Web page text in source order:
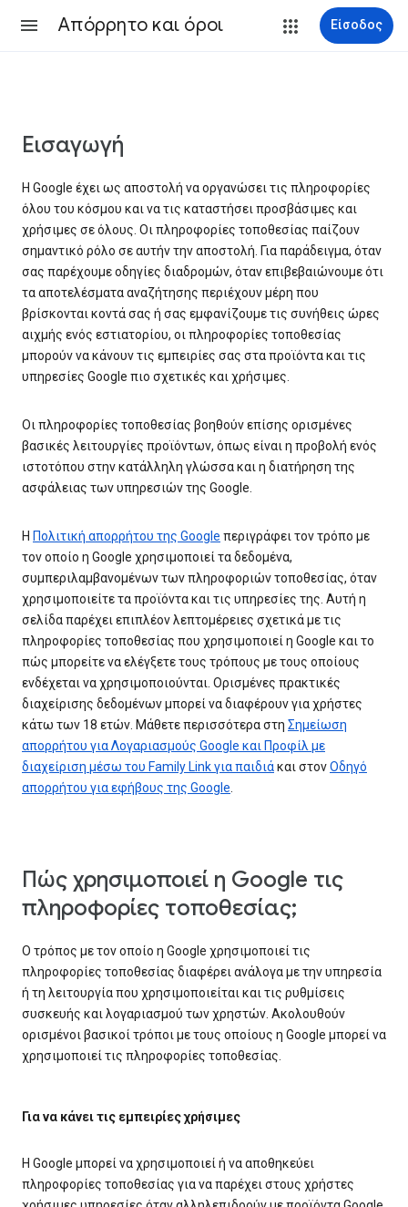
Απόρρητο και όροι Είσοδος
Εισαγωγή
Η Google έχει ως αποστολή να οργανώσει τις πληροφορίες
όλου του κόσμου και να τις καταστήσει προσβάσιμες και
χρήσιμες σε όλους. Οι πληροφορίες τοποθεσίας παίζουν
σημαντικό ρόλο σε αυτήν την αποστολή. Για παράδειγμα, όταν
σας παρέχουμε οδηγίες διαδρομών, όταν επιβεβαιώνουμε ότι
τα αποτελέσματα αναζήτησης περιέχουν μέρη που
βρίσκονται κοντά σας ή σας εμφανίζουμε τις συνήθεις ώρες
αιχμής ενός εστιατορίου, οι πληροφορίες τοποθεσίας
μπορούν να κάνουν τις εμπειρίες σας στα προϊόντα και τις
υπηρεσίες Google πιο σχετικές και χρήσιμες.
Οι πληροφορίες τοποθεσίας βοηθούν επίσης ορισμένες
βασικές λειτουργίες προϊόντων, όπως είναι η προβολή ενός
ιστοτόπου στην κατάλληλη γλώσσα και η διατήρηση της
ασφάλειας των υπηρεσιών της Google.
Η Πολιτική απορρήτου της Google περιγράφει τον τρόπο με
τον οποίο η Google χρησιμοποιεί τα δεδομένα,
συμπεριλαμβανομένων των πληροφοριών τοποθεσίας, όταν
χρησιμοποιείτε τα προϊόντα και τις υπηρεσίες της. Αυτή η
σελίδα παρέχει επιπλέον λεπτομέρειες σχετικά με τις
πληροφορίες τοποθεσίας που χρησιμοποιεί η Google και το
πώς μπορείτε να ελέγξετε τους τρόπους με τους οποίους
ενδέχεται να χρησιμοποιούνται. Ορισμένες πρακτικές
διαχείρισης δεδομένων μπορεί να διαφέρουν για χρήστες
κάτω των 18 ετών. Μάθετε περισσότερα στη Σημείωση
απορρήτου για Λογαριασμούς Google και Προφίλ με
διαχείριση μέσω του Family Link για παιδιάκαι στονΟδηγό
απορρήτου για εφήβους της Google
Πώς χρησιμοποιεί η Google τις
πληροφορίες τοποθεσίας;
Ο τρόπος με τον οποίο η Google χρησιμοποιεί τις
πληροφορίες τοποθεσίας διαφέρει ανάλογα με την υπηρεσία
ή τη λειτουργία που χρησιμοποιείται και τις ρυθμίσεις
συσκευής και λογαριασμού των χρηστών. Ακολουθούν
ορισμένοι βασικοί τρόποι με τους οποίους η Google μπορεί να
χρησιμοποιεί τις πληροφορίες τοποθεσίας.
Για να κάνει τις εμπειρίες χρήσιμες
Η Google μπορεί να χρησιμοποιεί ή να αποθηκεύει
πληροφορίες τοποθεσίας για να παρέχει στους χρήστες